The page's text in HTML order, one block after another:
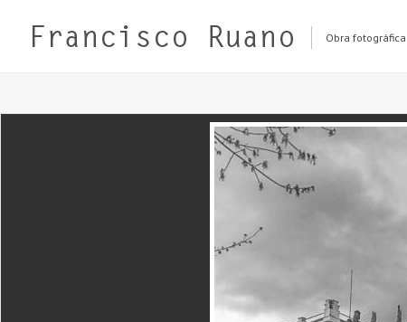
Obra fotográfica